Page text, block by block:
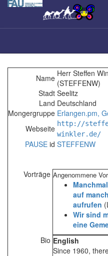
Zum
Name Herr Steffen
(‎STEFFENW‎)
Stadt Seelitz
Land Deutschland
Mongergruppe Erlangen.pm,
Webseite http://
winkler.de/
PAUSE id STEFFENW
Vorträge Angenommene
auf
aufrufen‎
‎Wir sind
eine
Bio English
Since 1960,